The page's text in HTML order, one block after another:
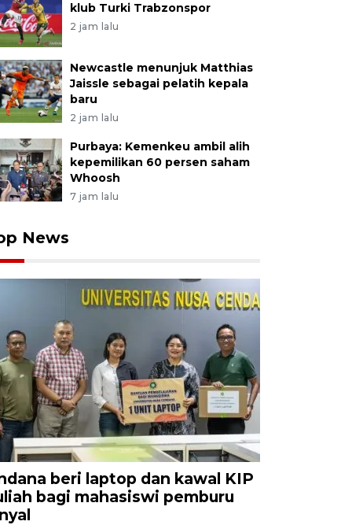
klub Turki Trabzonspor
2 jam lalu
Newcastle menunjuk Matthias
Jaissle sebagai pelatih kepala
baru
2 jam lalu
Purbaya: Kemenkeu ambil alih
kepemilikan 60 persen saham
Whoosh
7 jam lalu
News
beri laptop dan kawal KIP
bagi mahasiswi pemburu